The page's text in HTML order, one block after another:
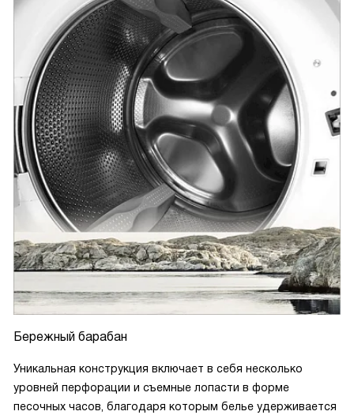
Бережный барабан
Уникальная конструкция включает в себя несколько
уровней перфорации и съемные лопасти в форме
песочных часов, благодаря которым белье удерживается